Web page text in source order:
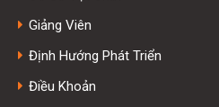
Giảng Viên
Định Hướng Phát Triển
Điều Khoản